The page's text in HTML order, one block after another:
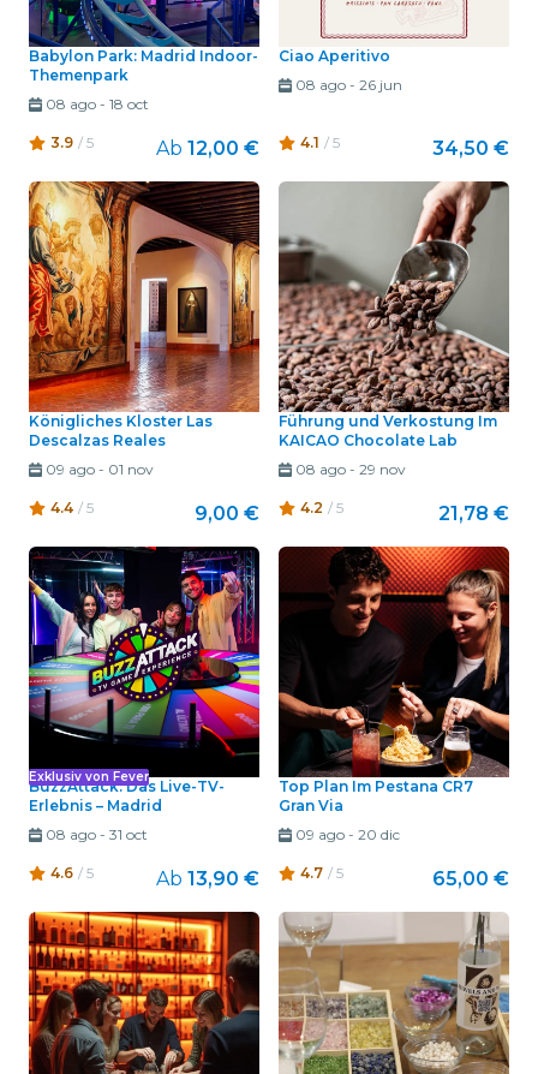
Babylon Park: Madrid Indoor-
Themenpark
08 ago- 18 oct
3.9 / 5 Ab 12,00 €
Ciao Aperitivo
08 ago- 26 jun
4.1 / 5 34,50 €
Königliches Kloster Las
Descalzas Reales
09 ago- 01 nov
4.4 / 5 9,00 €
Führung und Verkostung Im
KAICAO Chocolate Lab
08 ago- 29 nov
4.2 / 5 21,78 €
Exklusiv von Fever
BuzzAttack: Das Live-TV-
Erlebnis – Madrid
08 ago- 31 oct
4.6 / 5 Ab 13,90 €
Top Plan Im Pestana CR7
Gran Via
09 ago- 20 dic
4.7 / 5 65,00 €